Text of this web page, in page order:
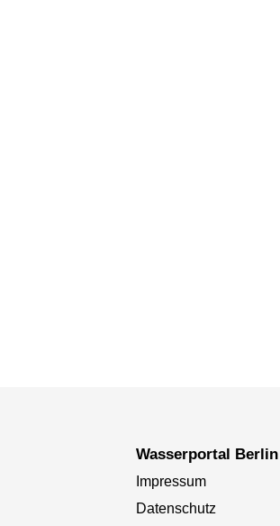
Wasserportal Berlin
Impressum
Datenschutz